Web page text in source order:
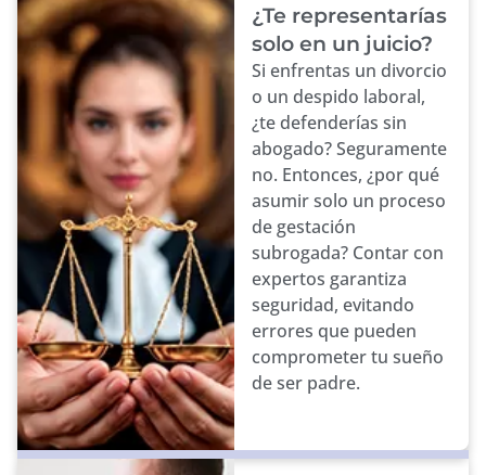
¿Te representarías
solo en un juicio?
Si enfrentas un divorcio
o un despido laboral,
¿te defenderías sin
abogado? Seguramente
no. Entonces, ¿por qué
asumir solo un proceso
de gestación
subrogada? Contar con
expertos garantiza
seguridad, evitando
errores que pueden
comprometer tu sueño
de ser padre.